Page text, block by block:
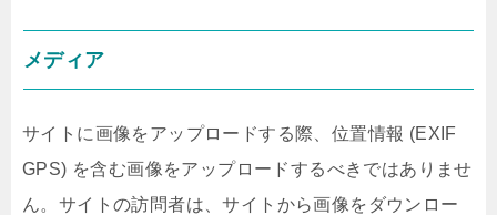
メディア
サイトに画像をアップロードする際、位置情報 (EXIF
GPS) を含む画像をアップロードするべきではありませ
ん。サイトの訪問者は、サイトから画像をダウンロー